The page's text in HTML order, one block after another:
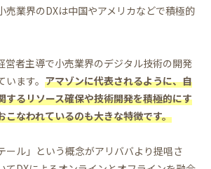
売業界のDXは中国やアメリカなどで積極的
営者主導で小売業界のデジタル技術の開発
ます。 アマゾンに代表されるように、自
するリソース確保や技術開発を積極的にす
こなわれているのも大きな特徴です。
ール」という概念がアリババより提唱さ